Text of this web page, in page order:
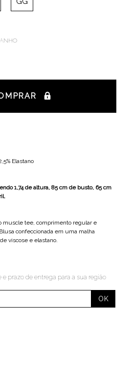
Elastano
1,74 de altura, 85 cm de busto, 65 cm
muscle tee, comprimento regular e
confeccionada em uma malha
viscose e elastano.
e prazo de entrega para a sua região